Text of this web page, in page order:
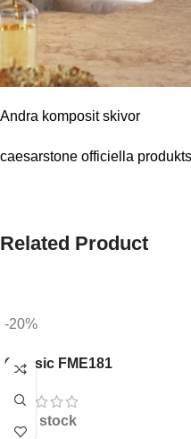
Andra komposit skivor
caesarstone officiella
Related Product
-20%
Classic FME181
In stock